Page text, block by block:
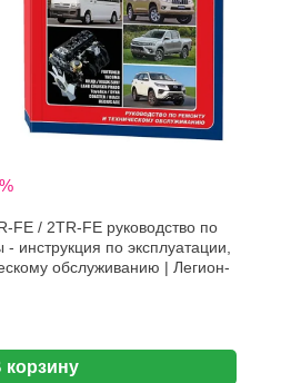
FE / 2TR-FE руководство по
инструкция по эксплуатации,
обслуживанию | Легион-
корзину